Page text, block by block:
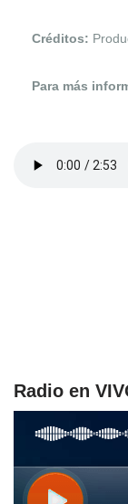
Créditos:
Para más
Radio en